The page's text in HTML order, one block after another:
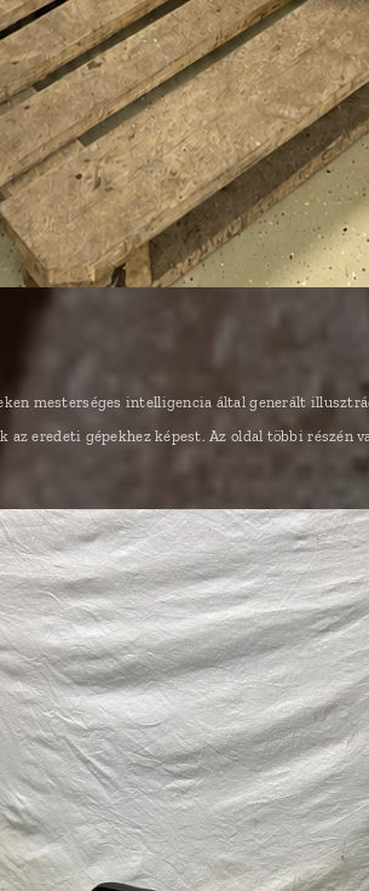
mesterséges intelligencia által generált
eredeti gépekhez képest. Az oldal többi részén